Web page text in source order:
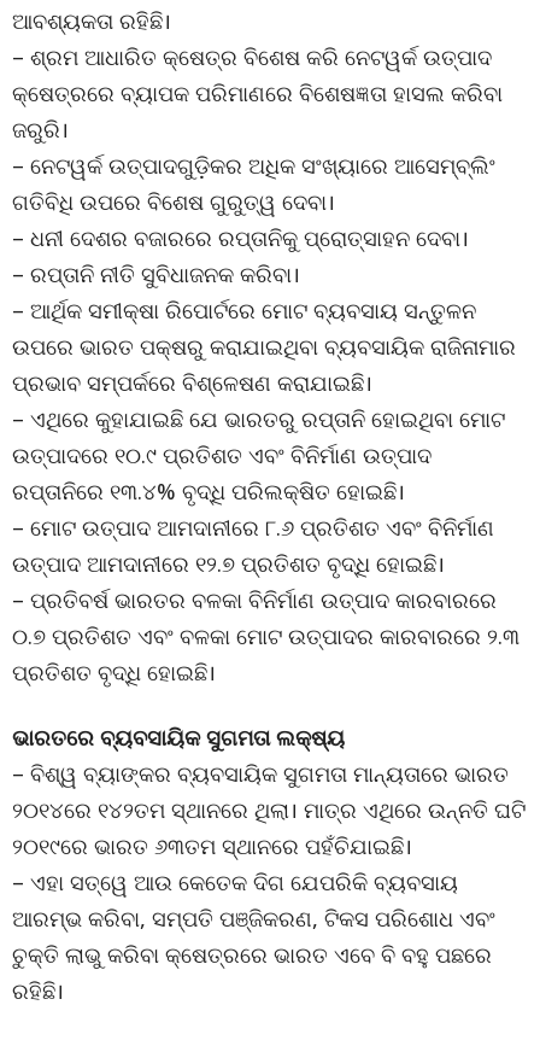
ଆବଶ୍ୟକତା ରହିଛି।
– ଶ୍ରମ ଆଧାରିତ କ୍ଷେତ୍ର ବିଶେଷ କରି ନେଟୱର୍କ ଉତ୍ପାଦ
କ୍ଷେତ୍ରରେ ବ୍ୟାପକ ପରିମାଣରେ ବିଶେଷଜ୍ଞତା ହାସଲ କରିବା
ଜରୁରି।
– ନେଟୱର୍କ ଉତ୍ପାଦଗୁଡ଼ିକର ଅଧିକ ସଂଖ୍ୟାରେ ଆସେମ୍ବ୍ଲିଂ
ଗତିବିଧି ଉପରେ ବିଶେଷ ଗୁରୁତ୍ୱ ଦେବା।
– ଧନୀ ଦେଶର ବଜାରରେ ରପ୍ତାନିକୁ ପ୍ରୋତ୍ସାହନ ଦେବା।
– ରପ୍ତାନି ନୀତି ସୁବିଧାଜନକ କରିବା।
– ଆର୍ଥିକ ସମୀକ୍ଷା ରିପୋର୍ଟରେ ମୋଟ ବ୍ୟବସାୟ ସନ୍ତୁଳନ
ଉପରେ ଭାରତ ପକ୍ଷରୁ କରାଯାଇଥିବା ବ୍ୟବସାୟିକ ରାଜିନାମାର
ପ୍ରଭାବ ସମ୍ପର୍କରେ ବିଶ୍ଳେଷଣ କରାଯାଇଛି।
– ଏଥିରେ କୁହାଯାଇଛି ଯେ ଭାରତରୁ ରପ୍ତାନି ହୋଇଥିବା ମୋଟ
ଉତ୍ପାଦରେ ୧୦.୯ ପ୍ରତିଶତ ଏବଂ ବିନିର୍ମାଣ ଉତ୍ପାଦ
ରପ୍ତାନିରେ ୧୩.୪% ବୃଦ୍ଧି ପରିଲକ୍ଷିତ ହୋଇଛି।
– ମୋଟ ଉତ୍ପାଦ ଆମଦାନୀରେ ୮.୬ ପ୍ରତିଶତ ଏବଂ ବିନିର୍ମାଣ
ଉତ୍ପାଦ ଆମଦାନୀରେ ୧୨.୭ ପ୍ରତିଶତ ବୃଦ୍ଧି ହୋଇଛି।
– ପ୍ରତିବର୍ଷ ଭାରତର ବଳକା ବିନିର୍ମାଣ ଉତ୍ପାଦ କାରବାରରେ
୦.୭ ପ୍ରତିଶତ ଏବଂ ବଳକା ମୋଟ ଉତ୍ପାଦର କାରବାରରେ ୨.୩
ପ୍ରତିଶତ ବୃଦ୍ଧି ହୋଇଛି।
ଭାରତରେ ବ୍ୟବସାୟିକ ସୁଗମତା ଲକ୍ଷ୍ୟ
– ବିଶ୍ୱ ବ୍ୟାଙ୍କର ବ୍ୟବସାୟିକ ସୁଗମତା ମାନ୍ୟତାରେ ଭାରତ
୨୦୧୪ରେ ୧୪୨ତମ ସ୍ଥାନରେ ଥିଲା। ମାତ୍ର ଏଥିରେ ଉନ୍ନତି ଘଟି
୨୦୧୯ରେ ଭାରତ ୬୩ତମ ସ୍ଥାନରେ ପହଁଚିଯାଇଛି।
– ଏହା ସତ୍ୱେ ଆଉ କେତେକ ଦିଗ ଯେପରିକି ବ୍ୟବସାୟ
ଆରମ୍ଭ କରିବା, ସମ୍ପତି ପଞ୍ଜିକରଣ, ଟିକସ ପରିଶୋଧ ଏବଂ
ଚୁକ୍ତି ଲାଭୁ କରିବା କ୍ଷେତ୍ରରେ ଭାରତ ଏବେ ବି ବହୁ ପଛରେ
ରହିଛି।